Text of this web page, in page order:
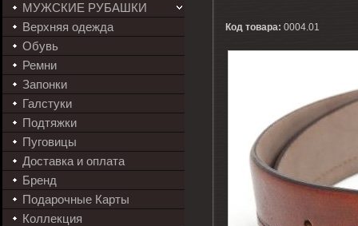
МУЖСКИЕ РУБАШКИ
Верхняя одежда
Обувь
Ремни
Запонки
Галстуки
Подтяжки
Пуговицы
Доставка и оплата
Бренд
Подарочные Карты
Коллекция
Код товара: 0004.01